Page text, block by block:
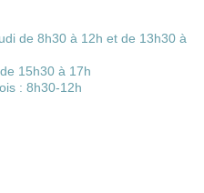
de 8h30 à 12h et de 13h30 à
15h30 à 17h
: 8h30-12h